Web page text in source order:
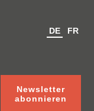
Newsletter
abonnieren
DE FR